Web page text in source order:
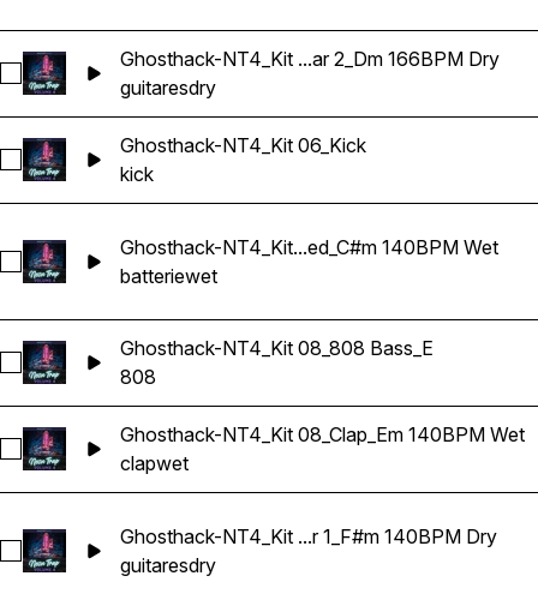
Sélectionnez Ghosthack-NT4_Kit 06_Guitar 2_Dm 166BPM
Ghosthack-NT4_Kit ...ar 2_Dm 166BPM Dry
guitaresdry
Sélectionnez Ghosthack-NT4_Kit 06_Kick
Ghosthack-NT4_Kit 06_Kick
kick
Sélectionnez Ghosthack-NT4_Kit 07_Drum
Ghosthack-NT4_Kit...ed_C#m 140BPM Wet
batteriewet
Sélectionnez Ghosthack-NT4_Kit 08_808 Bass_E
Ghosthack-NT4_Kit 08_808 Bass_E
808
Sélectionnez Ghosthack-NT4_Kit 08_Clap_Em 140BPM Wet
Ghosthack-NT4_Kit 08_Clap_Em 140BPM Wet
clapwet
Sélectionnez Ghosthack-NT4_Kit 10_Guitar 1_F#m 140BPM
Ghosthack-NT4_Kit ...r 1_F#m 140BPM Dry
guitaresdry